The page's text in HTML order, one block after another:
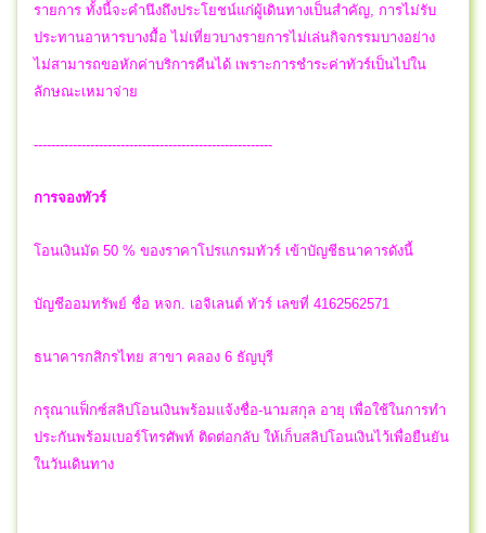
รายการ ทั้งนี้จะคำนึงถึงประโยชน์แก่ผู้เดินทางเป็นสำคัญ, การไม่รับ
ประทานอาหารบางมื้อ ไม่เที่ยวบางรายการไม่เล่นกิจกรรมบางอย่าง
ไม่สามารถขอหักค่าบริการคืนได้ เพราะการชำระค่าทัวร์เป็นไปใน
ลักษณะเหมาจ่าย
-------------------------------------------------------
การจองทัวร์
โอนเงินมัด 50 % ของราคาโปรแกรมทัวร์ เข้าบัญชีธนาคารดังนี้
บัญชีออมทรัพย์ ชื่อ หจก. เอจิเลนต์ ทัวร์ เลขที่ 4162562571
ธนาคารกสิกรไทย สาขา คลอง 6 ธัญบุรี
กรุณาแฟ็กซ์สลิปโอนเงินพร้อมแจ้งชื่อ-นามสกุล อายุ เพื่อใช้ในการทำ
ประกันพร้อมเบอร์โทรศัพท์ ติดต่อกลับ ให้เก็บสลิปโอนเงินไว้เพื่อยืนยัน
ในวันเดินทาง